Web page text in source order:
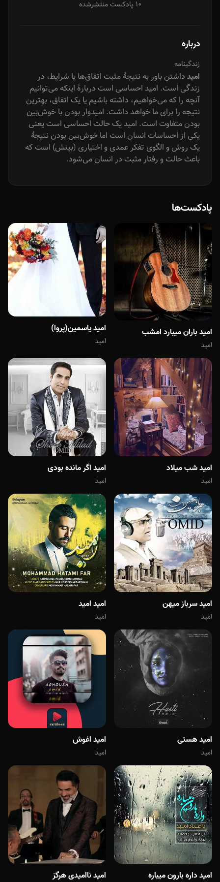
10 پادکست منتشرشده
درباره
زندگینامه
امیدداشتن باور به نتیجهٔ مثبت اتفاق‌ها یا شرایط، در
زندگی است. امید احساسی است دربارهٔ اینکه می‌توانیم
آنچه را که می‌خواهیم، داشته باشیم یا یک اتفاق، بهترین
نتیجه را برای ما خواهد داشت. امیدوار بودن با خوش‌بین
بودن متفاوت است. امید یک حالت احساسی است یعنی
یکی از احساسات انسان است اما خوش‌بین بودن نتیجهٔ
یک روش و الگوی تفکر عمدی و اختیاری (بینش) است که
باعث حالت و رفتار مثبت در انسان می‌شود.
پادکست‌ها
امید باران میبارد امشب
امید
امید یاسمین(پروا)
امید
امید شب میلاد
امید
امید اگر مانده بودی
امید
امید سرباز میهن
امید
امید امید
امید
امید هستی
امید
امید اغوش
امید
امید داره بارون میباره امید ناامیدی هرگز